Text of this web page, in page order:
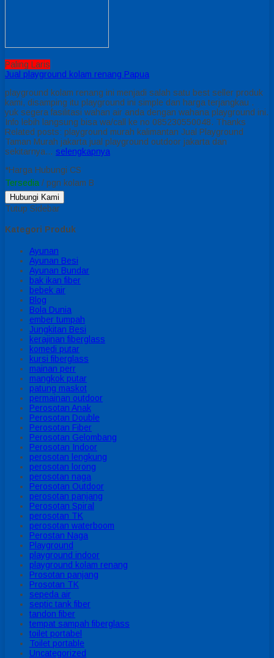
Paling Laris
Jual playground kolam renang Papua
playground kolam renang ini menjadi salah satu best seller produk
kami, disamping itu playground ini simple dan harga terjangkau .
yuk segera fasilitasi wahan air anda dengan wahana playground ini.
Info lebih langsung bisa wa/call ke no 085230550048. Thanks
Related posts: playground murah kalimantan Jual Playground
Taman Murah jakarta jual playground outdoor jakarta dan
sekitarnya… selengkapnya
*Harga Hubungi CS
Tersedia / pgn kolam B
Hubungi Kami
Tutup Sidebar
Kategori Produk
Ayunan
Ayunan Besi
Ayunan Bundar
bak ikan fiber
bebek air
Blog
Bola Dunia
ember tumpah
Jungkitan Besi
kerajinan fiberglass
komedi putar
kursi fiberglass
mainan perr
mangkok putar
patung maskot
permainan outdoor
Perosotan Anak
Perosotan Double
Perosotan Fiber
Perosotan Gelombang
Perosotan Indoor
perosotan lengkung
perosotan lorong
perosotan naga
Perosotan Outdoor
perosotan panjang
Perosotan Spiral
perosotan TK
perosotan waterboom
Perostan Naga
Playground
playground indoor
playground kolam renang
Prosotan panjang
Prosotan TK
sepeda air
septic tank fiber
tandon fiber
tempat sampah fiberglass
toilet portabel
Toilet portable
Uncategorized